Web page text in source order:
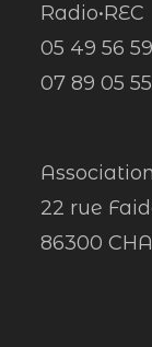
Radio•REC
05 49 56
07 89 05
22 rue
86300